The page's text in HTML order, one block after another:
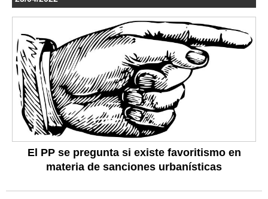
El PP se pregunta si existe favoritismo en
materia de sanciones urbanísticas